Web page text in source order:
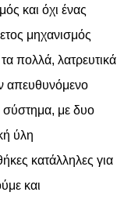
και όχι ένας
μηχανισμός
πολλά, λατρευτικά
απευθυνόμενο
με δυο
ύλη
κατάλληλες για
και